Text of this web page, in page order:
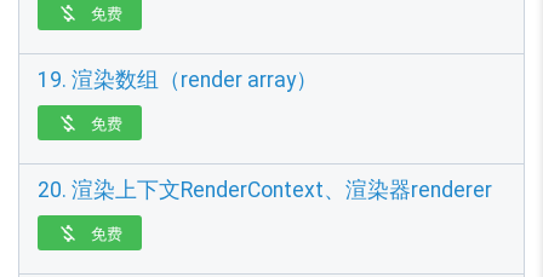
 免费
19. 渲染数组（render array）
 免费
20. 渲染上下文RenderContext、渲染器renderer
 免费